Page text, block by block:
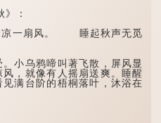
：
一扇风。 睡起秋声无觅
小乌鸦啼叫著飞散，屏风显
，就像有人摇扇送爽。睡醒
满台阶的梧桐落叶，沐浴在